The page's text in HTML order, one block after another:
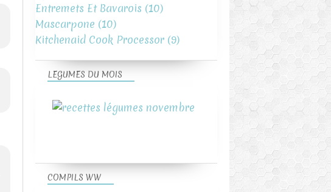
Entremets Et Bavarois (10)
Mascarpone (10)
Kitchenaid Cook Processor (9)
LEGUMES DU MOIS
COMPILS WW